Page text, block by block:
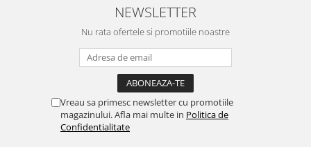
NEWSLETTER
Nu rata ofertele si promotiile noastre
Vreau sa primesc newsletter cu promotiile
magazinului. Afla mai multe in Politica de
Confidentialitate